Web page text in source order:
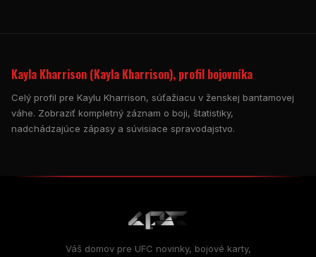
Kayla Kharrison (Kayla Kharrison), profil bojovníka
Celý profil pre Kaylu Kharrison, súťažiacu v ženskej bantamovej
váhe. Zobraziť kompletný záznam o boji, štatistiky,
nadchádzajúce zápasy a súvisiace spravodajstvo.
Váš domov pre UFC novinky, bojové karty,